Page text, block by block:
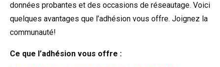
données probantes et des occasions de réseautage. Voici
quelques avantages que l’adhésion vous offre. Joignez la
communauté!
Ce que l’adhésion vous offre :